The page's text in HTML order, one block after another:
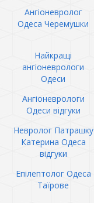
Ангіоневролог
Одеса Черемушки
Найкращі
ангіоневрологи
Одеси
Ангіоневрологи
Одеси відгуки
Невролог Патрашку
Катерина Одеса
відгуки
Епілептолог Одеса
Таїрове